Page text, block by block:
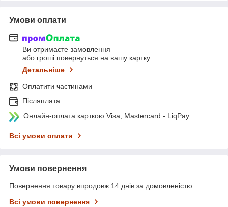
Умови оплати
Ви отримаєте замовлення
або гроші повернуться на вашу картку
Детальніше
Оплатити частинами
Післяплата
Онлайн-оплата карткою Visa, Mastercard - LiqPay
Всі умови оплати
Умови повернення
Повернення товару впродовж 14 днів за домовленістю
Всі умови повернення